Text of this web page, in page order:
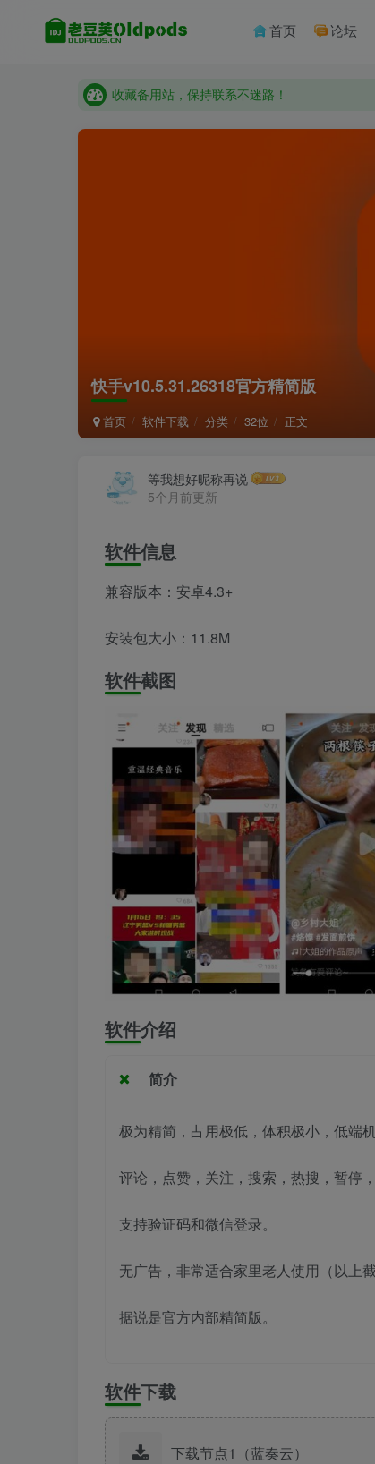
首页 论坛
老豆荚 Oldpods版本：v10.3.0 泡芙
老豆荚 Oldpods版本：v10.3.0 泡芙
快手v10.5.31.26318官方精简版
首页 软件下载 分类 32位 正文
等我想好昵称再说
5个月前更新
软件信息
兼容版本：安卓4.3+
安装包大小：11.8M
软件截图
软件介绍
简介
极为精简，占用极低，体积极小，低端
评论，点赞，关注，搜索，热搜，暂停
支持验证码和微信登录。
无广告，非常适合家里老人使用（以上
据说是官方内部精简版。
软件下载
下载节点1（蓝奏云）